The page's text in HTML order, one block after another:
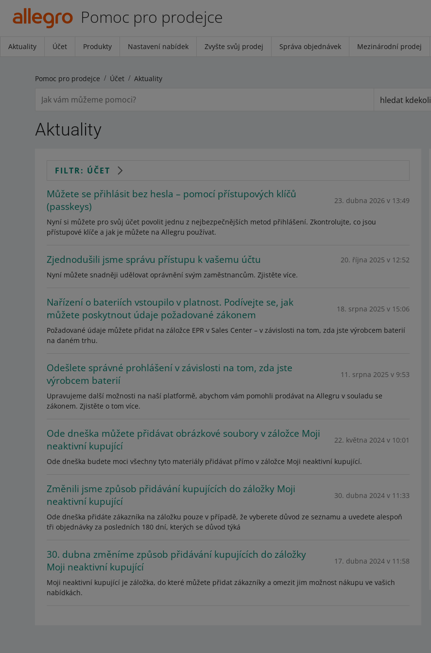
Pomoc pro prodejce
Aktuality Účet Produkty Nastavení nabídek Zvyšte svůj prodej Správa objednávek Mezinárodní prodej
Pomoc pro prodejce Účet Aktuality
hledat kdekoli
Aktuality
FILTR: ÚČET
Můžete se přihlásit bez hesla – pomocí přístupových klíčů
(passkeys)
23. dubna 2026 v 13:49
Nyní si můžete pro svůj účet povolit jednu z nejbezpečnějších metod přihlášení. Zkontrolujte, co jsou
přístupové klíče a jak je můžete na Allegru používat.
Zjednodušili jsme správu přístupu k vašemu účtu
20. října 2025 v 12:52
Nyní můžete snadněji udělovat oprávnění svým zaměstnancům. Zjistěte více.
Nařízení o bateriích vstoupilo v platnost. Podívejte se, jak
můžete poskytnout údaje požadované zákonem
18. srpna 2025 v 15:06
Požadované údaje můžete přidat na záložce EPR v Sales Center – v závislosti na tom, zda jste výrobcem baterií
na daném trhu.
Odešlete správné prohlášení v závislosti na tom, zda jste
výrobcem baterií
11. srpna 2025 v 9:53
Upravujeme další možnosti na naší platformě, abychom vám pomohli prodávat na Allegru v souladu se
zákonem. Zjistěte o tom více.
Ode dneška můžete přidávat obrázkové soubory v záložce Moji
neaktivní kupující
22. května 2024 v 10:01
Ode dneška budete moci všechny tyto materiály přidávat přímo v záložce Moji neaktivní kupující.
Změnili jsme způsob přidávání kupujících do záložky Moji
neaktivní kupující
30. dubna 2024 v 11:33
Ode dneška přidáte zákazníka na záložku pouze v případě, že vyberete důvod ze seznamu a uvedete alespoň
tři objednávky za posledních 180 dní, kterých se důvod týká
30. dubna změníme způsob přidávání kupujících do záložky
Moji neaktivní kupující
17. dubna 2024 v 11:58
Moji neaktivní kupující je záložka, do které můžete přidat zákazníky a omezit jim možnost nákupu ve vašich
nabídkách.